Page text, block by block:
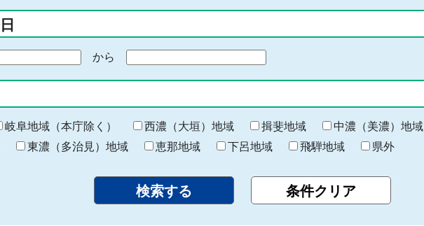
力
から
終
わ
り
岐阜地域（本庁除く） 西濃（大垣）地域 揖斐地域 中濃（美濃）地域
東濃（多治見）地域 恵那地域 下呂地域 飛騨地域 県外